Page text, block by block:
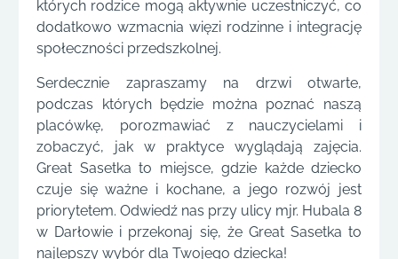
których rodzice mogą aktywnie uczestniczyć, co
dodatkowo wzmacnia więzi rodzinne i integrację
społeczności przedszkolnej.
Serdecznie zapraszamy na drzwi otwarte,
podczas których będzie można poznać naszą
placówkę, porozmawiać z nauczycielami i
zobaczyć, jak w praktyce wyglądają zajęcia.
Great Sasetka to miejsce, gdzie każde dziecko
czuje się ważne i kochane, a jego rozwój jest
priorytetem. Odwiedź nas przy ulicy mjr. Hubala 8
w Darłowie i przekonaj się, że Great Sasetka to
najlepszy wybór dla Twojego dziecka!